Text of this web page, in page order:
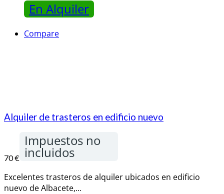
En Alquiler
Compare
Alquiler de trasteros en edificio nuevo
70 €
Impuestos no
incluidos
Excelentes trasteros de alquiler ubicados en edificio
nuevo de Albacete,...